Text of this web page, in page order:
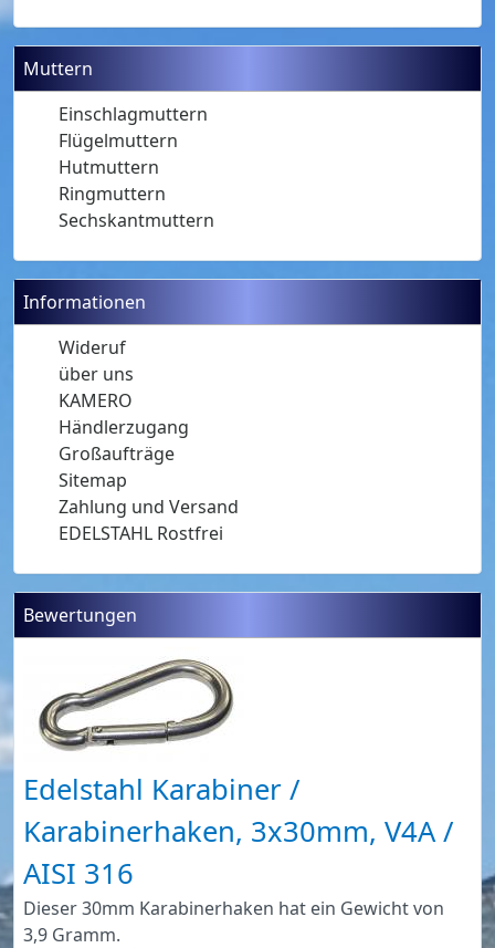
Muttern
Einschlagmuttern
Flügelmuttern
Hutmuttern
Ringmuttern
Sechskantmuttern
Informationen
Wideruf
über uns
KAMERO
Händlerzugang
Großaufträge
Sitemap
Zahlung und Versand
EDELSTAHL Rostfrei
Bewertungen
Edelstahl Karabiner /
Karabinerhaken, 3x30mm, V4A /
AISI 316
Dieser 30mm Karabinerhaken hat ein Gewicht von
3,9 Gramm.